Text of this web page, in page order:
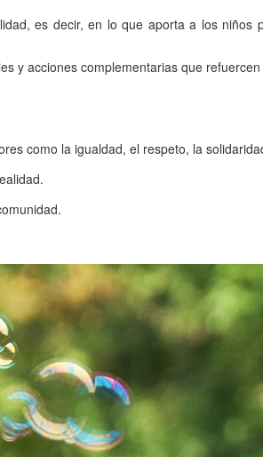
es decir, en lo que aporta a los
y acciones complementarias que
como la igualdad, el respeto, la